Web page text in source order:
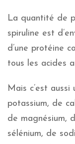
La quantité de
spiruline est
d’une protéine
tous les acides
Mais c’est
potassium, de
de magnésium,
sélénium, de